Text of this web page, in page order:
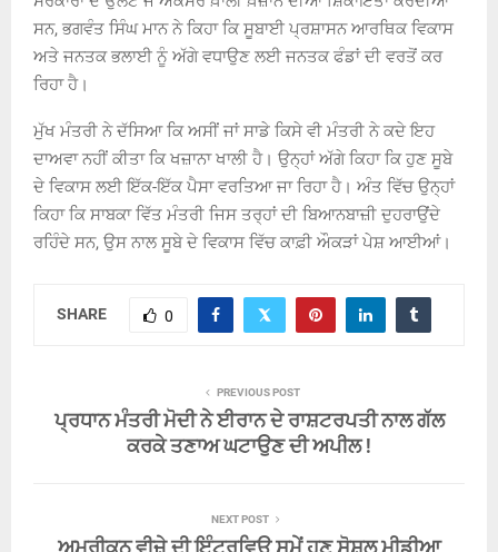
ਸਨ, ਭਗਵੰਤ ਸਿੰਘ ਮਾਨ ਨੇ ਕਿਹਾ ਕਿ ਸੂਬਾਈ ਪ੍ਰਸ਼ਾਸਨ ਆਰਥਿਕ ਵਿਕਾਸ
ਅਤੇ ਜਨਤਕ ਭਲਾਈ ਨੂੰ ਅੱਗੇ ਵਧਾਉਣ ਲਈ ਜਨਤਕ ਫੰਡਾਂ ਦੀ ਵਰਤੋਂ ਕਰ
ਰਿਹਾ ਹੈ।
ਮੁੱਖ ਮੰਤਰੀ ਨੇ ਦੱਸਿਆ ਕਿ ਅਸੀਂ ਜਾਂ ਸਾਡੇ ਕਿਸੇ ਵੀ ਮੰਤਰੀ ਨੇ ਕਦੇ ਇਹ
ਦਾਅਵਾ ਨਹੀਂ ਕੀਤਾ ਕਿ ਖਜ਼ਾਨਾ ਖਾਲੀ ਹੈ। ਉਨ੍ਹਾਂ ਅੱਗੇ ਕਿਹਾ ਕਿ ਹੁਣ ਸੂਬੇ
ਦੇ ਵਿਕਾਸ ਲਈ ਇੱਕ-ਇੱਕ ਪੈਸਾ ਵਰਤਿਆ ਜਾ ਰਿਹਾ ਹੈ। ਅੰਤ ਵਿੱਚ ਉਨ੍ਹਾਂ
ਕਿਹਾ ਕਿ ਸਾਬਕਾ ਵਿੱਤ ਮੰਤਰੀ ਜਿਸ ਤਰ੍ਹਾਂ ਦੀ ਬਿਆਨਬਾਜ਼ੀ ਦੁਹਰਾਉਂਦੇ
ਰਹਿੰਦੇ ਸਨ, ਉਸ ਨਾਲ ਸੂਬੇ ਦੇ ਵਿਕਾਸ ਵਿੱਚ ਕਾਫ਼ੀ ਔਕੜਾਂ ਪੇਸ਼ ਆਈਆਂ।
SHARE 0
PREVIOUS POST
ਪ੍ਰਧਾਨ ਮੰਤਰੀ ਮੋਦੀ ਨੇ ਈਰਾਨ ਦੇ ਰਾਸ਼ਟਰਪਤੀ ਨਾਲ ਗੱਲ
ਕਰਕੇ ਤਣਾਅ ਘਟਾਉਣ ਦੀ ਅਪੀਲ !
NEXT POST